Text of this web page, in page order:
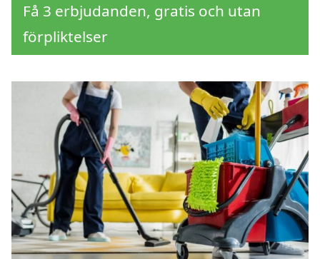
Få 3 erbjudanden, gratis och utan
förpliktelser